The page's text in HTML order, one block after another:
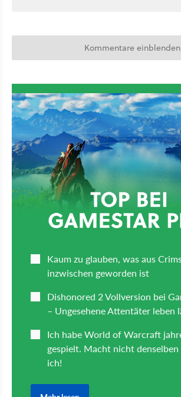
Kommentare einblenden